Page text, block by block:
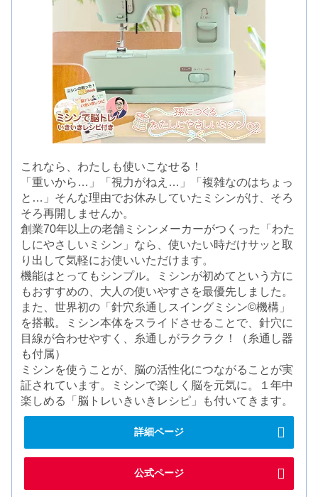
これなら、わたしも使いこなせる！
「重いから…」「視力がねえ…」「複雑なのはちょっ
と…」そんな理由でお休みしていたミシンがけ、そろ
そろ再開しませんか。
創業70年以上の老舗ミシンメーカーがつくった「わた
しにやさしいミシン」なら、使いたい時だけサッと取
り出して気軽にお使いいただけます。
機能はとってもシンプル。ミシンが初めてという方に
もおすすめの、大人の使いやすさを最優先しました。
また、世界初の「針穴糸通しスイングミシン©機構」
を搭載。ミシン本体をスライドさせることで、針穴に
目線が合わせやすく、糸通しがラクラク！（糸通し器
も付属）
ミシンを使うことが、脳の活性化につながることが実
証されています。ミシンで楽しく脳を元気に。１年中
楽しめる「脳トレいきいきレシピ」も付いてきます。
詳細ページ
公式ページ